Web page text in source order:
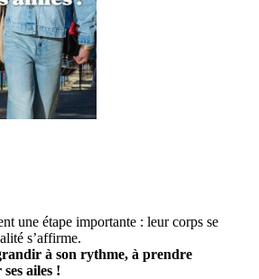
une étape importante : leur corps se
s’affirme.
à son rythme, à prendre
ailes !